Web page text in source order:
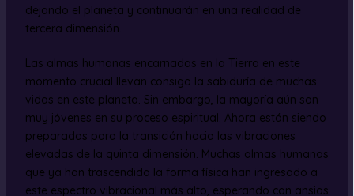
dejando el planeta y continuarán en una realidad de
tercera dimensión.
Las almas humanas encarnadas en la Tierra en este
momento crucial llevan consigo la sabiduría de muchas
vidas en este planeta. Sin embargo, la mayoría aún son
muy jóvenes en su proceso espiritual. Ahora están siendo
preparadas para la transición hacia las vibraciones
elevadas de la quinta dimensión. Muchas almas humanas
que ya han trascendido la forma física han ingresado a
este espectro vibracional más alto, esperando con ansias